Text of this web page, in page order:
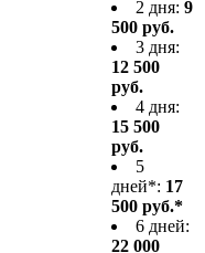
2 дня: 9
500 руб.
3 дня:
12 500
руб.
4 дня:
15 500
руб.
5
дней*: 17
500 руб.*
6 дней:
22 000